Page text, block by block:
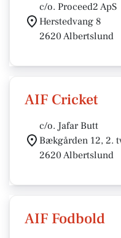
c/o. Proceed2 ApS
Herstedvang 8
2620 Albertslund
AIF Cricket
c/o. Jafar Butt
Bækgården 12, 2.
2620 Albertslund
AIF Fodbold